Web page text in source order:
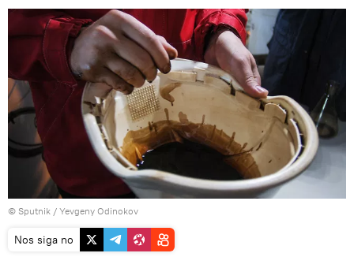
© Sputnik / Yevgeny Odinokov
Nos siga no